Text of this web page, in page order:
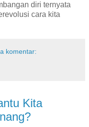
diri ternyata
cara kita
komentar:
Kita